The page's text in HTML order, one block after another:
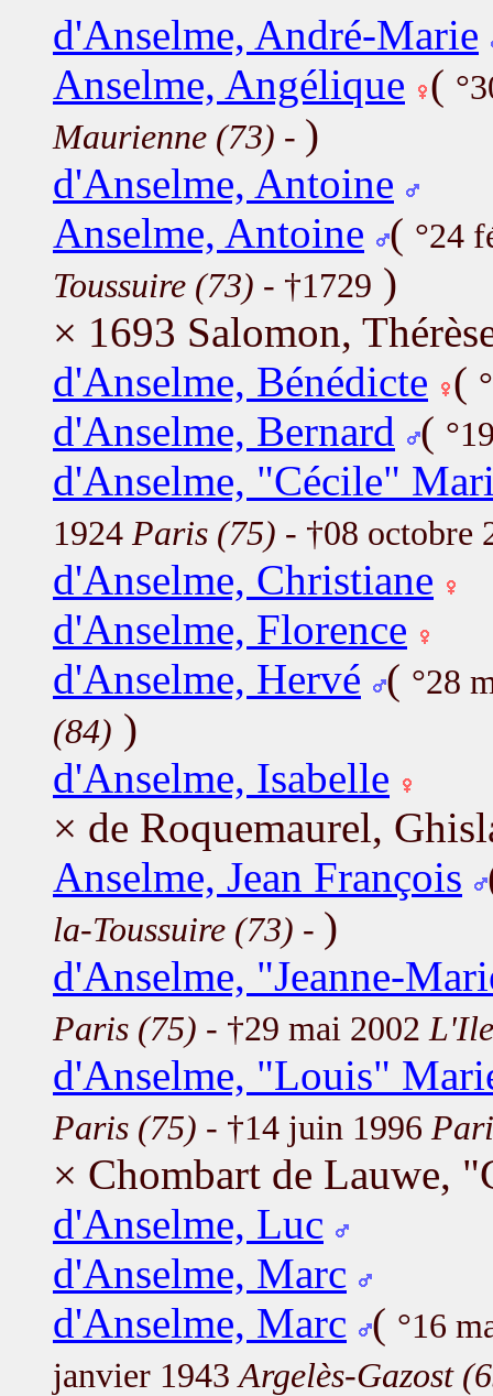
d'Anselme, André-Marie
Anselme, Angélique (
Maurienne (73) - )
d'Anselme, Antoine
Anselme, Antoine ( °24
Toussuire (73) - †1729 )
× 1693 Salomon,
d'Anselme, Bénédicte (
d'Anselme, Bernard (
d'Anselme, "Cécile"
1924 Paris (75) - †08 octobre
d'Anselme, Christiane
d'Anselme, Florence
d'Anselme, Hervé ( °28
(84) )
d'Anselme, Isabelle
× de Roquemaurel,
Anselme, Jean François
la-Toussuire (73) - )
d'Anselme, "Jeanne-
Paris (75) - †29 mai 2002
d'Anselme, "Louis"
Paris (75) - †14 juin 1996
× Chombart de Lauwe,
d'Anselme, Luc
d'Anselme, Marc
d'Anselme, Marc ( °16
janvier 1943 Argelès-Gazost